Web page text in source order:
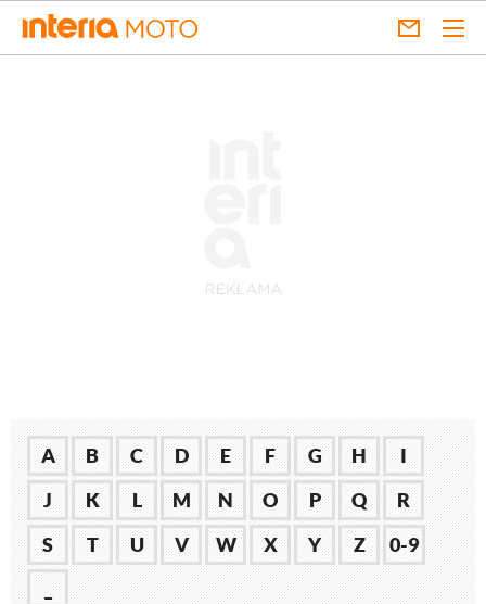
A B C D E F G H
I
J
K L M N O P Q
R
S
T U V W X Y Z
0-9